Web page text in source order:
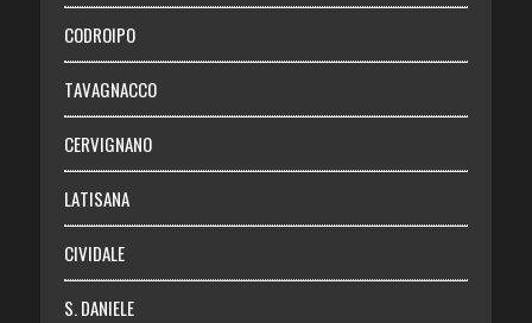
Necrologie
Chi siamo
Abbonati
Login
CODROIPO
TAVAGNACCO
CERVIGNANO
LATISANA
CIVIDALE
S. DANIELE